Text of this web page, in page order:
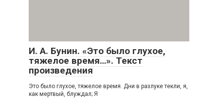
И. А. Бунин. «Это было глухое,
тяжелое время…». Текст
произведения
Это было глухое, тяжелое время. Дни в разлуке текли, я,
как мертвый, блуждал; Я